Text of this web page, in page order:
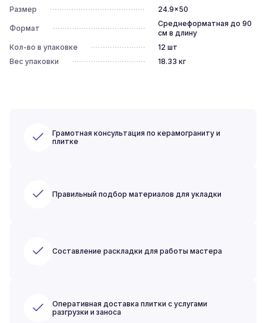
Размер
24.9x50
Формат
Среднеформатная до 90
см в длину
Кол-во в упаковке
12 шт
Вес упаковки
18.33 кг
Грамотная консультация по керамограниту и
плитке
Правильный подбор материалов для укладки
Составление раскладки для работы мастера
Оперативная доставка плитки с услугами
разгрузки и заноса